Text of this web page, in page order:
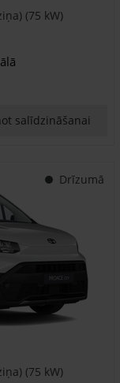
(75 kW)
salīdzināšanai
Drīzumā
(75 kW)